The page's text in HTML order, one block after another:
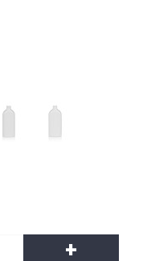
+